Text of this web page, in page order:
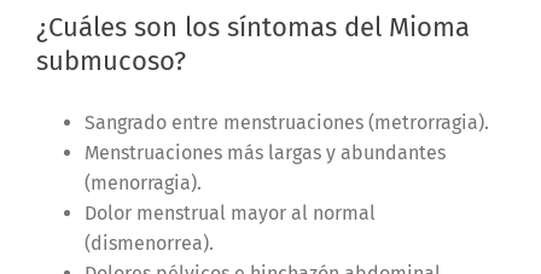
¿Cuáles son los síntomas del Mioma
submucoso?
Sangrado entre menstruaciones (metrorragia).
Menstruaciones más largas y abundantes
(menorragia).
Dolor menstrual mayor al normal
(dismenorrea).